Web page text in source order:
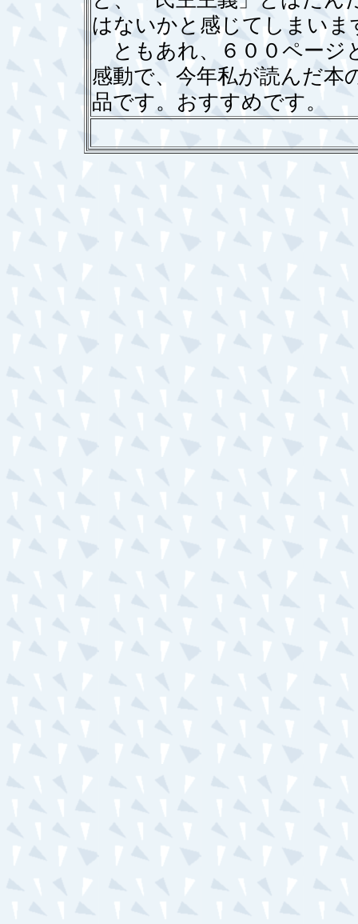
はないかと感じてしまいま
ともあれ、６００ページ
感動で、今年私が読んだ本
品です。おすすめです。